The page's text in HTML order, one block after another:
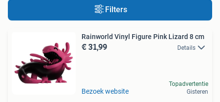
Filters
Rainworld Vinyl Figure Pink Lizard 8 cm
€ 31,99 Details
Bezoek website
Topadvertentie
Gisteren